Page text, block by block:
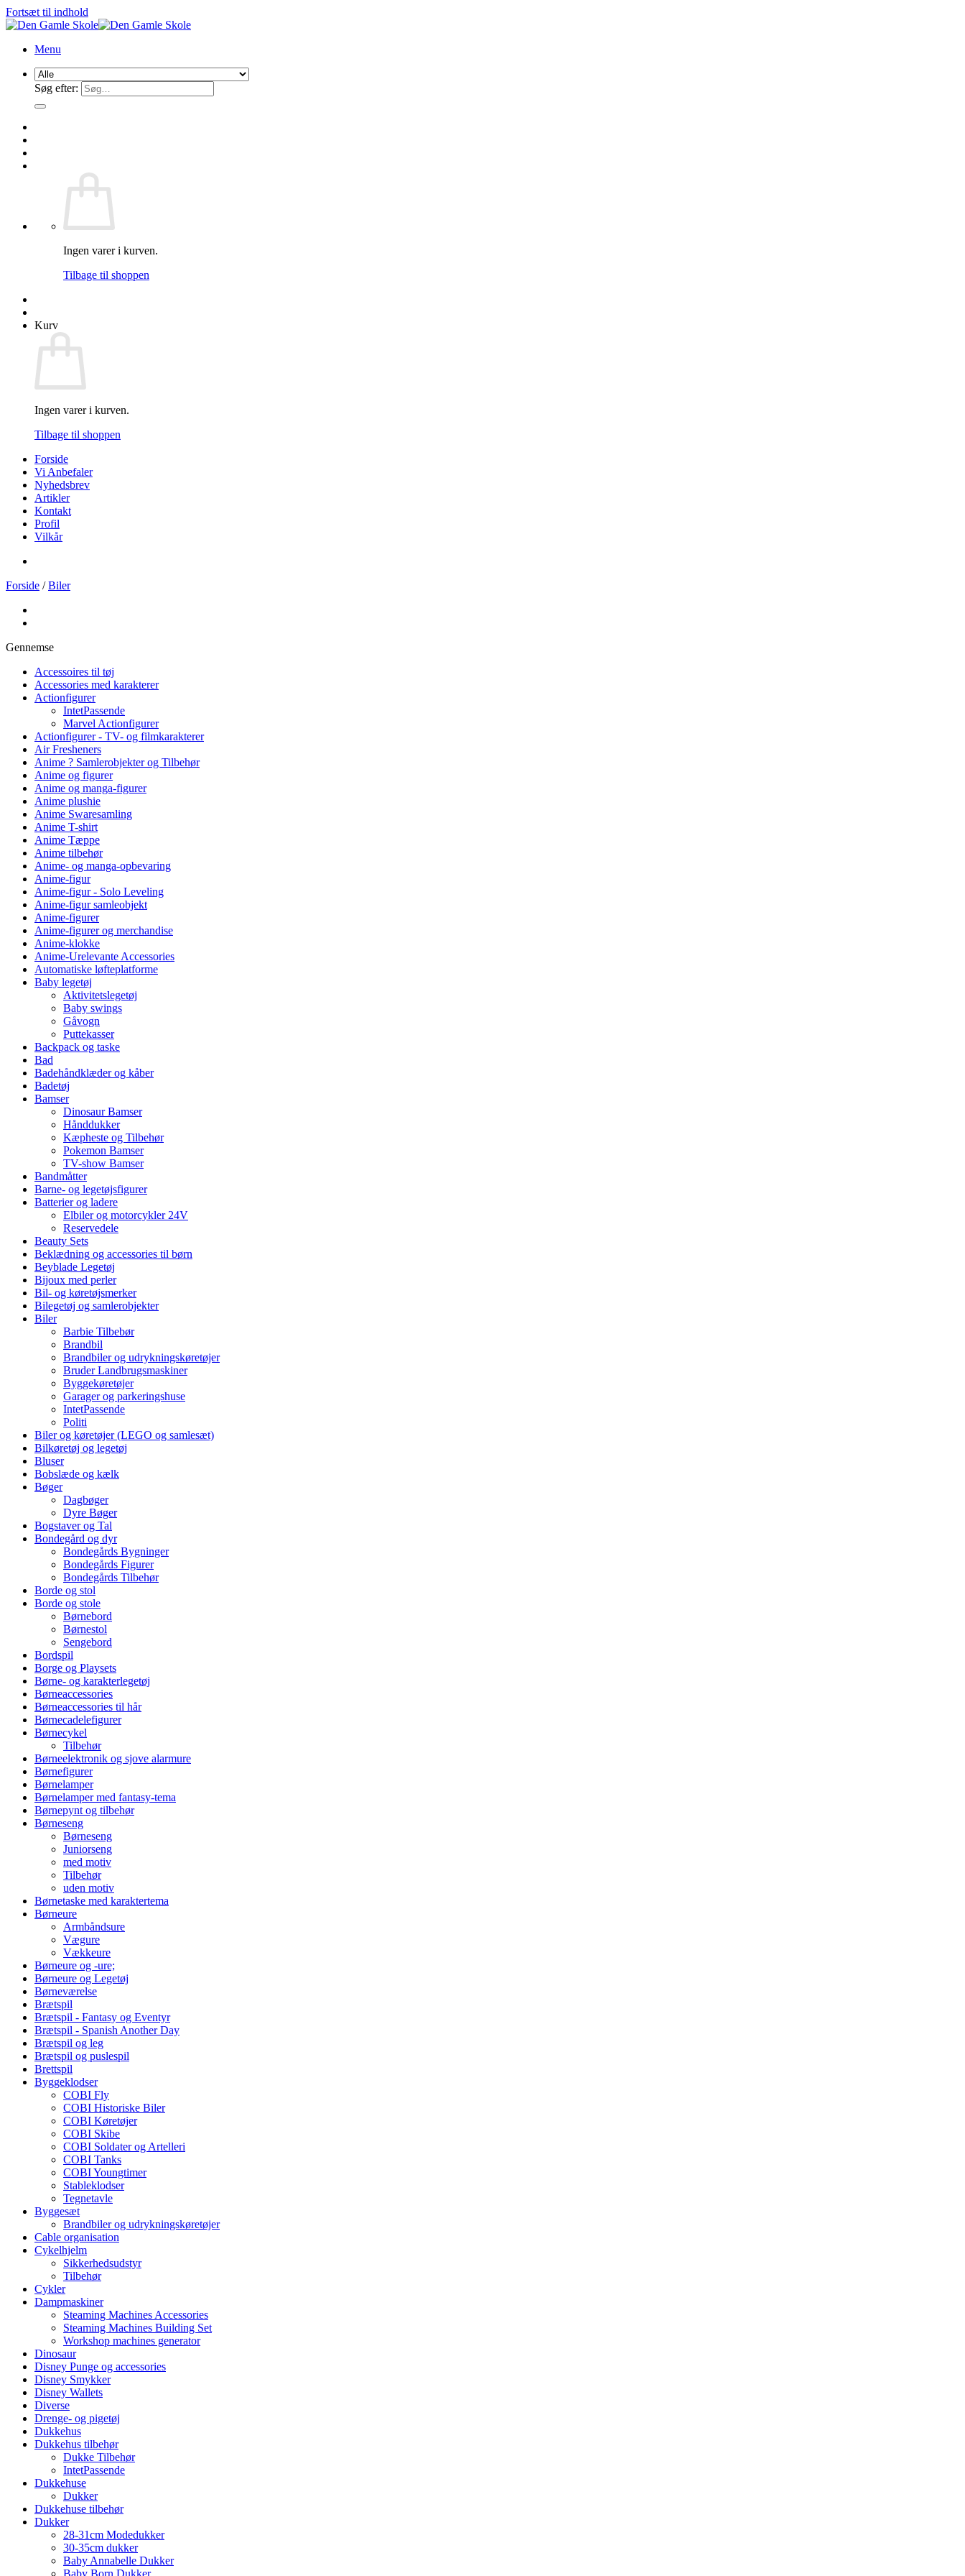
Fortsæt til indhold
Menu
Søg efter:
Ingen varer i kurven.
Tilbage til shoppen
Kurv
Ingen varer i kurven.
Tilbage til shoppen
Forside
Vi Anbefaler
Nyhedsbrev
Artikler
Kontakt
Profil
Vilkår
Forside / Biler
Gennemse
Accessoires til tøj
Accessories med karakterer
Actionfigurer
IntetPassende
Marvel Actionfigurer
Actionfigurer - TV- og filmkarakterer
Air Fresheners
Anime ? Samlerobjekter og Tilbehør
Anime og figurer
Anime og manga-figurer
Anime plushie
Anime Swaresamling
Anime T-shirt
Anime Tæppe
Anime tilbehør
Anime- og manga-opbevaring
Anime-figur
Anime-figur - Solo Leveling
Anime-figur samleobjekt
Anime-figurer
Anime-figurer og merchandise
Anime-klokke
Anime-Urelevante Accessories
Automatiske løfteplatforme
Baby legetøj
Aktivitetslegetøj
Baby swings
Gåvogn
Puttekasser
Backpack og taske
Bad
Badehåndklæder og kåber
Badetøj
Bamser
Dinosaur Bamser
Hånddukker
Kæpheste og Tilbehør
Pokemon Bamser
TV-show Bamser
Bandmåtter
Barne- og legetøjsfigurer
Batterier og ladere
Elbiler og motorcykler 24V
Reservedele
Beauty Sets
Beklædning og accessories til børn
Beyblade Legetøj
Bijoux med perler
Bil- og køretøjsmerker
Bilegetøj og samlerobjekter
Biler
Barbie Tilbebør
Brandbil
Brandbiler og udrykningskøretøjer
Bruder Landbrugsmaskiner
Byggekøretøjer
Garager og parkeringshuse
IntetPassende
Politi
Biler og køretøjer (LEGO og samlesæt)
Bilkøretøj og legetøj
Bluser
Bobslæde og kælk
Bøger
Dagbøger
Dyre Bøger
Bogstaver og Tal
Bondegård og dyr
Bondegårds Bygninger
Bondegårds Figurer
Bondegårds Tilbehør
Borde og stol
Borde og stole
Børnebord
Børnestol
Sengebord
Bordspil
Borge og Playsets
Børne- og karakterlegetøj
Børneaccessories
Børneaccessories til hår
Børnecadelefigurer
Børnecykel
Tilbehør
Børneelektronik og sjove alarmure
Børnefigurer
Børnelamper
Børnelamper med fantasy-tema
Børnepynt og tilbehør
Børneseng
Børneseng
Juniorseng
med motiv
Tilbehør
uden motiv
Børnetaske med karaktertema
Børneure
Armbåndsure
Vægure
Vækkeure
Børneure og -ure;
Børneure og Legetøj
Børneværelse
Brætspil
Brætspil - Fantasy og Eventyr
Brætspil - Spanish Another Day
Brætspil og leg
Brætspil og puslespil
Brettspil
Byggeklodser
COBI Fly
COBI Historiske Biler
COBI Køretøjer
COBI Skibe
COBI Soldater og Artelleri
COBI Tanks
COBI Youngtimer
Stableklodser
Tegnetavle
Byggesæt
Brandbiler og udrykningskøretøjer
Cable organisation
Cykelhjelm
Sikkerhedsudstyr
Tilbehør
Cykler
Dampmaskiner
Steaming Machines Accessories
Steaming Machines Building Set
Workshop machines generator
Dinosaur
Disney Punge og accessories
Disney Smykker
Disney Wallets
Diverse
Drenge- og pigetøj
Dukkehus
Dukkehus tilbehør
Dukke Tilbehør
IntetPassende
Dukkehuse
Dukker
Dukkehuse tilbehør
Dukker
28-31cm Modedukker
30-35cm dukker
Baby Annabelle Dukker
Baby Born Dukker